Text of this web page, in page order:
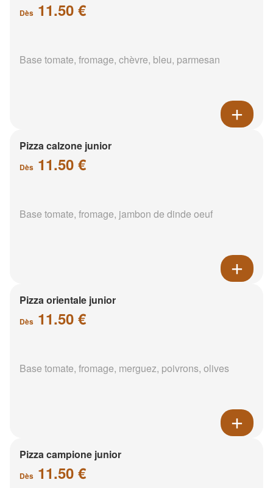
Dès 11.50 €
Base tomate, fromage, chèvre, bleu, parmesan
Pizza calzone junior
Dès 11.50 €
Base tomate, fromage, jambon de dinde oeuf
Pizza orientale junior
Dès 11.50 €
Base tomate, fromage, merguez, poivrons, olives
Pizza campione junior
Dès 11.50 €